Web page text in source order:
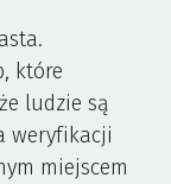
które
ludzie są
weryfikacji
miejscem